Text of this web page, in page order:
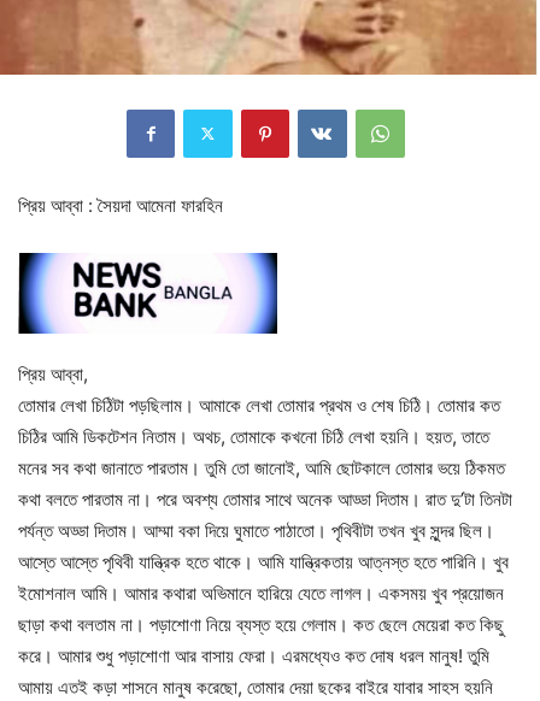
প্রিয় আব্বা : সৈয়দা আমেনা ফারহিন
প্রিয় আব্বা,
তোমার লেখা চিঠিটা পড়ছিলাম। আমাকে লেখা তোমার প্রথম ও শেষ চিঠি। তোমার কত
চিঠির আমি ডিকটেশন নিতাম। অথচ, তোমাকে কখনো চিঠি লেখা হয়নি। হয়ত, তাতে
মনের সব কথা জানাতে পারতাম। তুমি তো জানোই, আমি ছোটকালে তোমার ভয়ে ঠিকমত
কথা বলতে পারতাম না। পরে অবশ্য তোমার সাথে অনেক আড্ডা দিতাম। রাত দু’টা তিনটা
পর্যন্ত অড্ডা দিতাম। আম্মা বকা দিয়ে ঘুমাতে পাঠাতো। পৃথিবীটা তখন খুব সুন্দর ছিল।
আস্তে আস্তে পৃথিবী যান্ত্রিক হতে থাকে। আমি যান্ত্রিকতায় আত্নস্ত হতে পারিনি। খুব
ইমোশনাল আমি। আমার কথারা অভিমানে হারিয়ে যেতে লাগল। একসময় খুব প্রয়োজন
ছাড়া কথা বলতাম না। পড়াশোণা নিয়ে ব্যস্ত হয়ে গেলাম। কত ছেলে মেয়েরা কত কিছু
করে। আমার শুধু পড়াশোণা আর বাসায় ফেরা। এরমধ্যেও কত দোষ ধরল মানুষ! তুমি
আমায় এতই কড়া শাসনে মানুষ করেছো, তোমার দেয়া ছকের বাইরে যাবার সাহস হয়নি